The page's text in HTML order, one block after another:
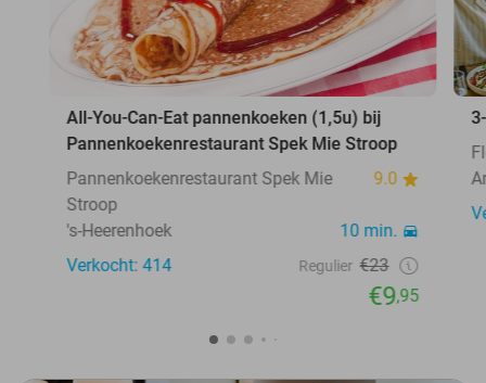
All-You-Can-Eat pannenkoeken (1,5u) bij
Pannenkoekenrestaurant Spek Mie Stroop
Pannenkoekenrestaurant Spek Mie
Stroop
9.0
's-Heerenhoek
10 min.
Verkocht: 414
Regulier €23
€9,95